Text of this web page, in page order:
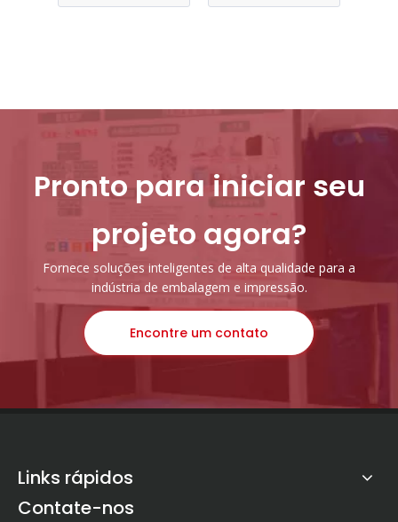
Pronto para iniciar seu
projeto agora?
Fornece soluções inteligentes de alta qualidade para a
indústria de embalagem e impressão.
Encontre um contato
Links rápidos
Contate-nos